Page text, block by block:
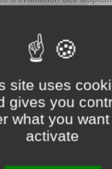
site uses
gives you
what you
activate
économique et de
des vaccinations (CTV)
: DM, DM-DIV,
pour un produit de santé
post-inscription